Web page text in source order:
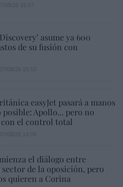
asume ya 600
de su fusión con
easyJet pasará a manos
Apollo... pero no
con el control total
el diálogo entre
de la oposición, pero
quieren a Corina